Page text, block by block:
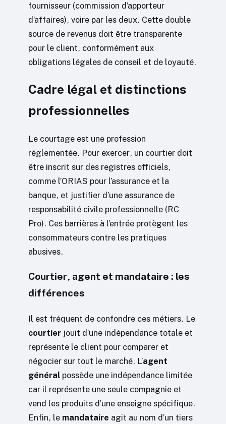
fournisseur (commission d’apporteur
d’affaires), voire par les deux. Cette double
source de revenus doit être transparente
pour le client, conformément aux
obligations légales de conseil et de loyauté.
Cadre légal et distinctions
professionnelles
Le courtage est une profession
réglementée. Pour exercer, un courtier doit
être inscrit sur des registres officiels,
comme l’ORIAS pour l’assurance et la
banque, et justifier d’une assurance de
responsabilité civile professionnelle (RC
Pro). Ces barrières à l’entrée protègent les
consommateurs contre les pratiques
abusives.
Courtier, agent et mandataire : les
différences
Il est fréquent de confondre ces métiers. Le
courtier jouit d’une indépendance totale et
représente le client pour comparer et
négocier sur tout le marché. L’agent
général possède une indépendance limitée
car il représente une seule compagnie et
vend les produits d’une enseigne spécifique.
Enfin, le mandataire agit au nom d’un tiers